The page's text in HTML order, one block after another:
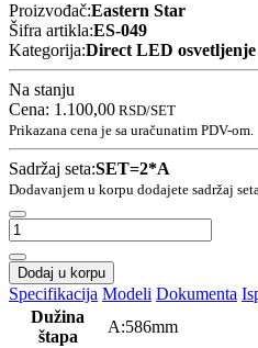
Proizvođač:Eastern Star
Šifra artikla:ES-049
Kategorija:Direct LED osvetljenje
Na stanju
Cena: 1.100,00 RSD/SET
Prikazana cena je sa uračunatim PDV-om.
Sadržaj seta:SET=2*A
Dodavanjem u korpu dodajete sadržaj
Dodaj u korpu
Specifikacija Modeli Dokumenta
Dužina
štapa
A:586mm